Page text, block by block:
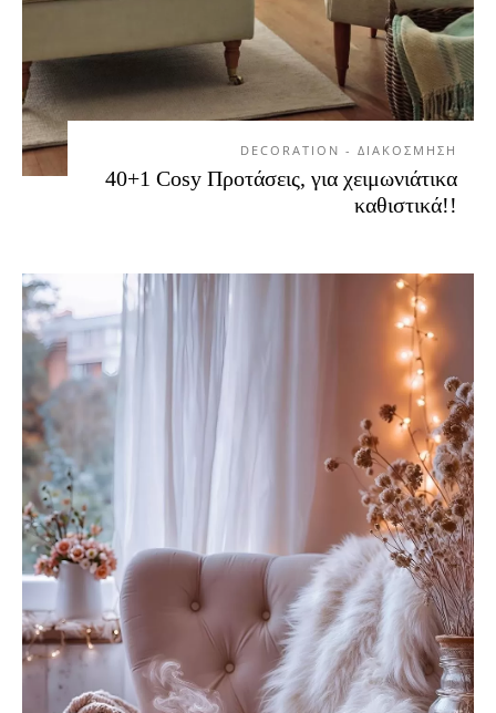
DECORATION - ΔΙΑΚΟΣΜΗΣΗ
40+1 Cosy Προτάσεις, για χειμωνιάτικα
καθιστικά!!